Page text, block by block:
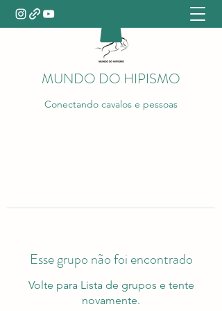
MUNDO DO HIPISMO
Conectando cavalos e pessoas
Esse grupo não foi encontrado
Volte para Lista de grupos e tente
novamente.